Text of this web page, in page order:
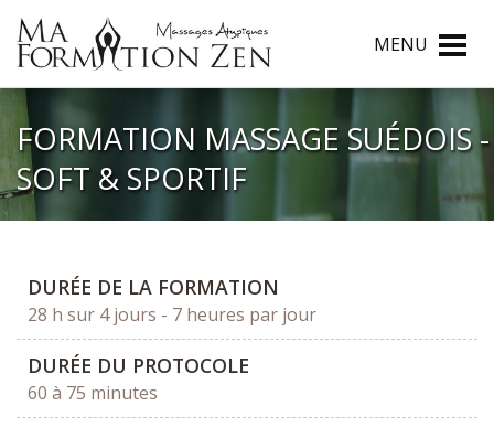
MENU
FORMATION MASSAGE SUÉDOIS -
SOFT & SPORTIF
DURÉE DE LA FORMATION
28 h sur 4 jours - 7 heures par jour
DURÉE DU PROTOCOLE
60 à 75 minutes